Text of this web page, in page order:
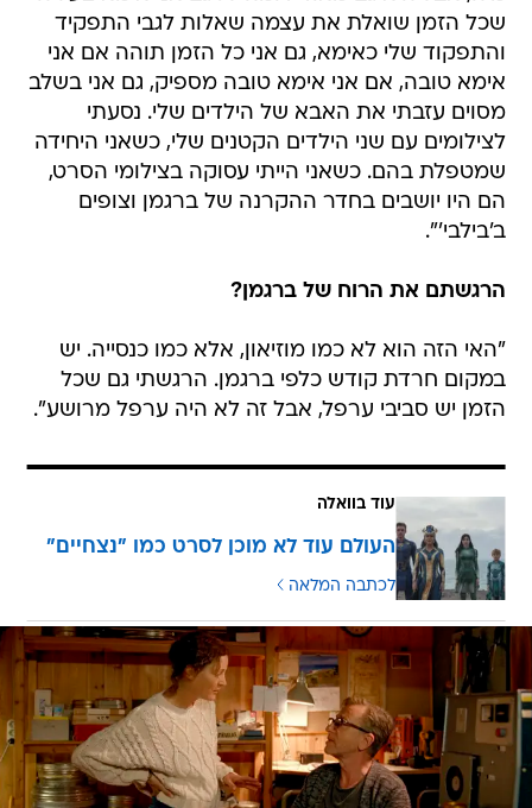
שכל הזמן שואלת את עצמה שאלות לגבי התפקיד
והתפקוד שלי כאימא, גם אני כל הזמן תוהה אם אני
אימא טובה, אם אני אימא טובה מספיק, גם אני בשלב
מסוים עזבתי את האבא של הילדים שלי. נסעתי
לצילומים עם שני הילדים הקטנים שלי, כשאני היחידה
שמטפלת בהם. כשאני הייתי עסוקה בצילומי הסרט,
הם היו יושבים בחדר ההקרנה של ברגמן וצופים
ב'בילבי'".
הרגשתם את הרוח של ברגמן?
"האי הזה הוא לא כמו מוזיאון, אלא כמו כנסייה. יש
במקום חרדת קודש כלפי ברגמן. הרגשתי גם שכל
הזמן יש סביבי ערפל, אבל זה לא היה ערפל מרושע".
עוד בוואלה
העולם עוד לא מוכן לסרט כמו "נצחיים"
לכתבה המלאה